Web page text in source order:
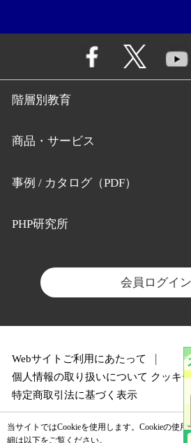
階層別教育
商品・サービス
事例 / カタログ（PDF）
PHP研究所
会員ログイン
Webサイトご利用にあたって
個人情報の取り扱いについて クッキ
特定商取引法に基づく表示
当サイトではCookieを使用します。Cookieの使
細は以下をご覧ください。